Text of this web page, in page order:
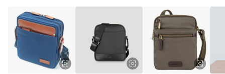
值點數、點數/禮物卡 [2025/2/16起適用] - 票券全品項
[2026/6/2起適用] 《5》回饋點數的計算將會排除【訂單活動折
扣 (含折價券折扣)】、【P幣扣抵】、【現金積點扣抵】及【訂單
運費】等金額。 《6》符合LINE POINTS回饋資格之訂單將於商
家訂單頁面標示「LINE回饋」，若無此標示則 不符合回饋LINE
POINTS點數資格亦不得使用點數紅包 。 《7》LINE購物設有
「單一商品最高回饋點數」機制 (特殊活動時開放「回饋無上